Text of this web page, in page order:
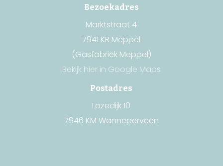
Bezoekadres
Marktstraat 4
7941 KR Meppel
(Gasfabriek Meppel)
Bekijk hier in Google Maps
Postadres
Lozedijk 10
7946 KM Wanneperveen